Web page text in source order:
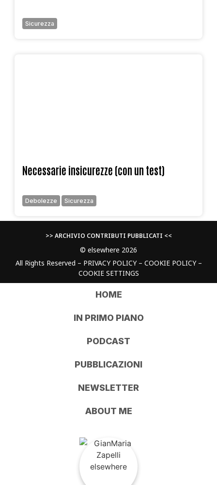
Sicurezza
Necessarie insicurezze (con un test)
Debolezze Sicurezza
>> ARCHIVIO CONTRIBUTI PUBBLICATI <<
© elsewhere 2026
All Rights Reserved – PRIVACY POLICY– COOKIE POLICY–
COOKIE SETTINGS
HOME
IN PRIMO PIANO
PODCAST
PUBBLICAZIONI
NEWSLETTER
ABOUT ME